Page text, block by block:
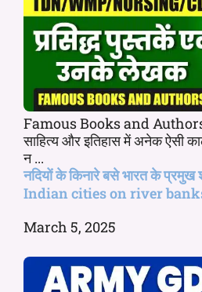
Famous Books and
साहित्य और इतिहास में अनेक ऐसी
न ...
नदियों के किनारे बसे भारत के
Indian cities on river
March 5, 2025